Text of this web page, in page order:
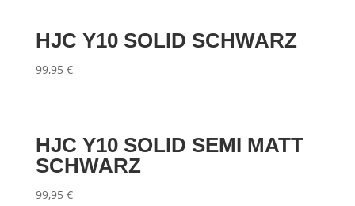
HJC Y10 SOLID SCHWARZ
99,95 €
HJC Y10 SOLID SEMI MATT
SCHWARZ
99,95 €